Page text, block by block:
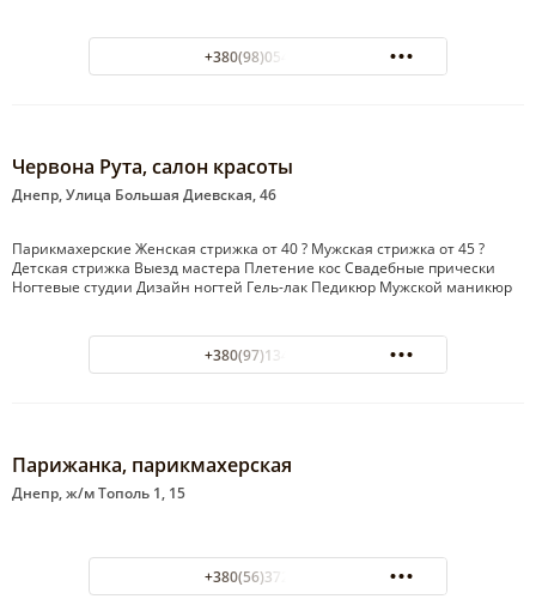
+380(98)054-11-09
Червона Рута, салон красоты
Днепр, Улица Большая Диевская, 46
Парикмахерские Женская стрижка от 40 ? Мужская стрижка от 45 ?
Детская стрижка Выезд мастера Плетение кос Свадебные прически
Ногтевые студии Дизайн ногтей Гель-лак Педикюр Мужской маникюр
+380(97)134-77-76
Парижанка, парикмахерская
Днепр, ж/м Тополь 1, 15
+380(56)372-40-44